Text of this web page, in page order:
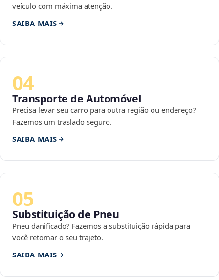
veículo com máxima atenção.
SAIBA MAIS
04
Transporte de Automóvel
Precisa levar seu carro para outra região ou endereço?
Fazemos um traslado seguro.
SAIBA MAIS
05
Substituição de Pneu
Pneu danificado? Fazemos a substituição rápida para
você retomar o seu trajeto.
SAIBA MAIS